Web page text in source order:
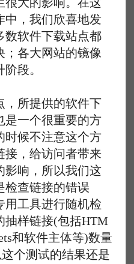
中，我们欣喜地发
数软件下载站点都
；各大网站的镜像
段。
所提供的软件下
是一个很重要的方
时候不注意这个方
接，给访问者带来
影响，所以我们这
检查链接的错误
用工具进行随机检
抽样链接(包括HTM
和软件主体等)数量
个测试的结果还是